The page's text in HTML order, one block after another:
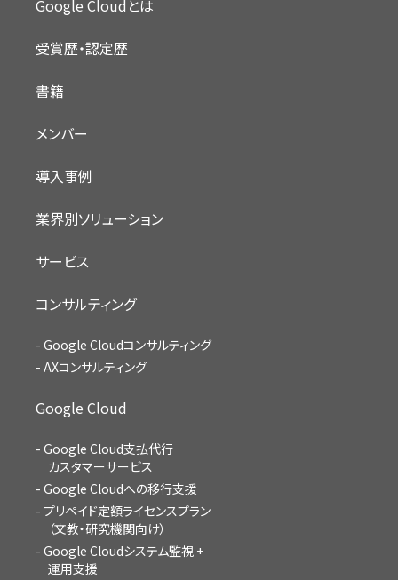
Google Cloudとは
受賞歴・認定歴
書籍
メンバー
導入事例
業界別ソリューション
サービス
コンサルティング
Google Cloudコンサルティング
AXコンサルティング
Google Cloud
Google Cloud支払代行
カスタマーサービス
Google Cloudへの移行支援
プリペイド定額ライセンスプラン
（文教・研究機関向け）
Google Cloudシステム監視 +
運用支援